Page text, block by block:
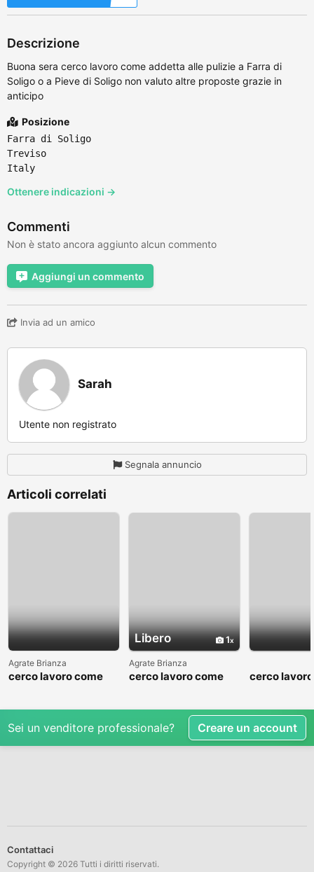
Descrizione
Buona sera cerco lavoro come addetta alle pulizie a Farra di
Soligo o a Pieve di Soligo non valuto altre proposte grazie in
anticipo
Posizione
Farra di Soligo
Treviso
Italy
Ottenere indicazioni →
Commenti
Non è stato ancora aggiunto alcun commento
Aggiungi un commento
Invia ad un amico
Sarah
Utente non registrato
Segnala annuncio
Articoli correlati
Agrate Brianza
cerco lavoro come
Libero 1
Agrate Brianza
cerco lavoro come
cerco
Sei un venditore professionale? Creare un account
Contattaci
Copyright © 2026 Tutti i diritti riservati.